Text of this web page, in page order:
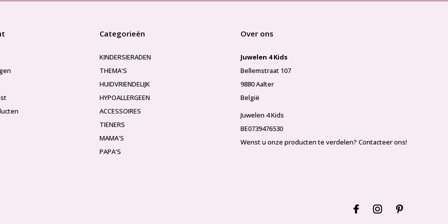
Categorieën
KINDERSIERADEN
THEMA'S
HUIDVRIENDELIJK
HYPOALLERGEEN
ACCESSOIRES
TIENERS
MAMA'S
PAPA'S
Over ons
Juwelen 4 Kids
Bellemstraat 107
9880 Aalter
België
Juwelen 4 Kids
BE0739476530
Wenst u onze producten te verdelen? Contacteer ons!